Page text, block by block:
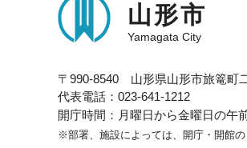
山形市
Yamagata City
〒990-8540 山形県山形市旅篭町
代表電話：023-641-1212
開庁時間：月曜日から金曜日の午
※部署、施設によっては、開庁・開館